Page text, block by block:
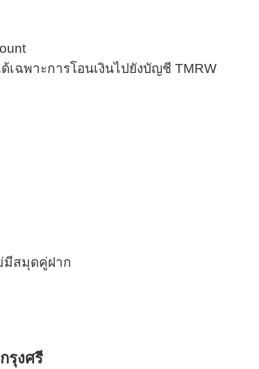
ฉพาะการโอนเงินไปยังบัญชี TMRW
มีสมุดคู่ฝาก
รุงศรี